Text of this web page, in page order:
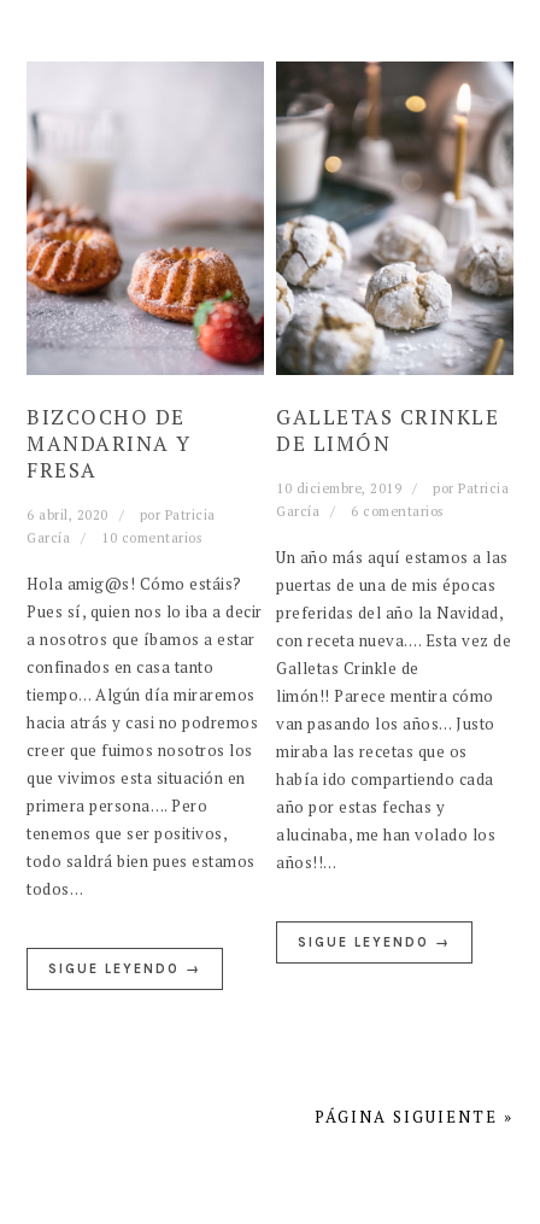
BIZCOCHO DE
MANDARINA Y
FRESA
6 abril, 2020 por Patricia
García
10 comentarios
Hola amig@s! Cómo estáis?
Pues sí, quien nos lo iba a decir
a nosotros que íbamos a estar
confinados en casa tanto
tiempo… Algún día miraremos
hacia atrás y casi no podremos
creer que fuimos nosotros los
que vivimos esta situación en
primera persona…. Pero
tenemos que ser positivos,
todo saldrá bien pues estamos
todos…
SIGUE LEYENDO →
GALLETAS CRINKLE
DE LIMÓN
10 diciembre, 2019 porPatricia
García
6 comentarios
Un año más aquí estamos a las
puertas de una de mis épocas
preferidas del año la Navidad,
con receta nueva…. Esta vez de
Galletas Crinkle de
limón!! Parece mentira cómo
van pasando los años… Justo
miraba las recetas que os
había ido compartiendo cada
año por estas fechas y
alucinaba, me han volado los
años!!…
SIGUE LEYENDO →
PÁGINA SIGUIENTE »